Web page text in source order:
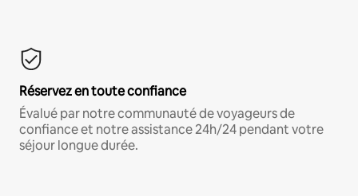
Réservez en toute confiance
Évalué par notre communauté de voyageurs de
confiance et notre assistance 24h/24 pendant votre
séjour longue durée.